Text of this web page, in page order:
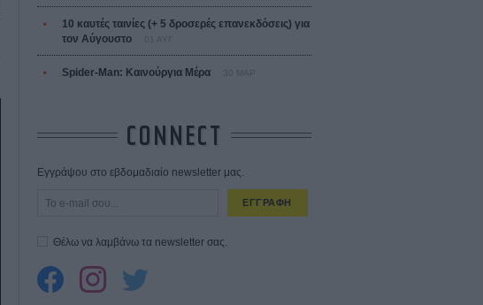
10 καυτές ταινίες (+ 5 δροσερές επανεκδόσεις) για
τον Αύγουστο
Spider-Man: Καινούργια Μέρα 30 ΜΑΡ
CONNECT
Εγγράψου στο εβδομαδιαίο newsletter μας.
ΕΓΓΡΑΦΗ
Θέλω να λαμβάνω τα newsletter σας.